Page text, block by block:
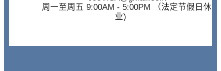
周一至周五 9:00AM - 5:00PM （法定节假日休
业)